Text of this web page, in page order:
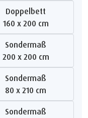
Doppelbett
160 x 200 cm
Sondermaß
200 x 200 cm
Sondermaß
80 x 210 cm
Sondermaß